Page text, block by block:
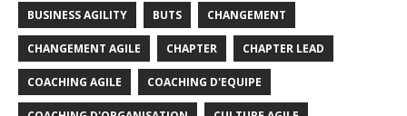
BUSINESS AGILITY BUTS CHANGEMENT
CHANGEMENT AGILE CHAPTER CHAPTER LEAD
COACHING AGILE COACHING D'EQUIPE